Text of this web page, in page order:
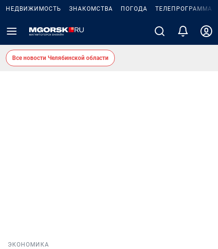
НЕДВИЖИМОСТЬ ЗНАКОМСТВА ПОГОДА ТЕЛЕПРОГРАММА
Все новости Челябинской области
ЭКОНОМИКА